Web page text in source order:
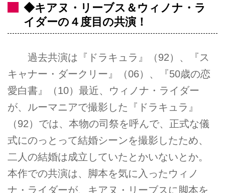
◆キアヌ・リーブス＆ウィノナ・ラ
イダーの４度目の共演！
過去共演は『ドラキュラ』（92）、『ス
キャナー・ダークリー』（06）、『50歳の恋
愛白書』（10）最近、ウィノナ・ライダー
が、ルーマニアで撮影した『ドラキュラ』
（92）では、本物の司祭を呼んで、正式な儀
式にのっとって結婚シーンを撮影したため、
二人の結婚は成立していたとかいないとか。
本作での共演は、脚本を気に入ったウィノ
ナ・ライダーが、キアヌ・リーブスに脚本を